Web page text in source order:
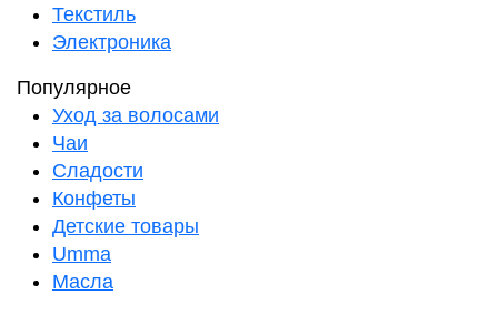
Текстиль
Электроника
Популярное
Уход за волосами
Чаи
Сладости
Конфеты
Детские товары
Umma
Масла